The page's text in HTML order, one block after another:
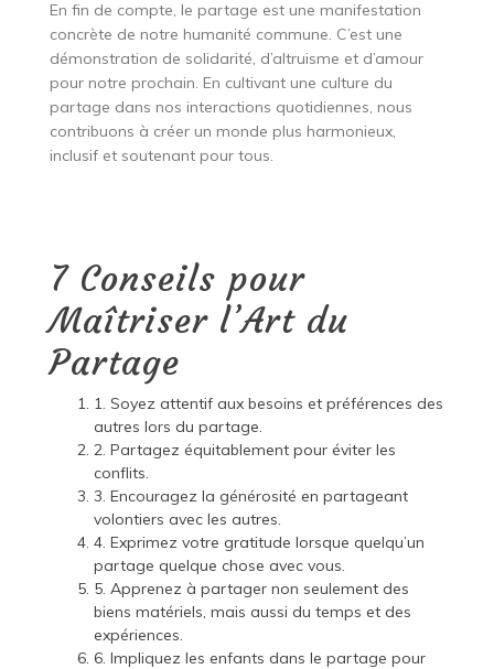
En fin de compte, le partage est une manifestation
concrète de notre humanité commune. C’est une
démonstration de solidarité, d’altruisme et d’amour
pour notre prochain. En cultivant une culture du
partage dans nos interactions quotidiennes, nous
contribuons à créer un monde plus harmonieux,
inclusif et soutenant pour tous.
7 Conseils pour
Maîtriser l’Art du
Partage
1. Soyez attentif aux besoins et préférences des
autres lors du partage.
2. Partagez équitablement pour éviter les
conflits.
3. Encouragez la générosité en partageant
volontiers avec les autres.
4. Exprimez votre gratitude lorsque quelqu’un
partage quelque chose avec vous.
5. Apprenez à partager non seulement des
biens matériels, mais aussi du temps et des
expériences.
6. Impliquez les enfants dans le partage pour